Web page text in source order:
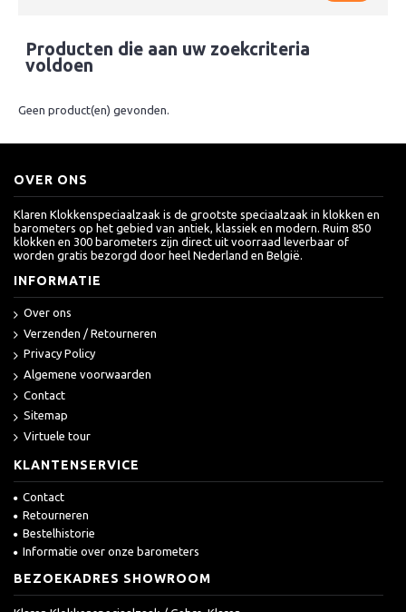
Producten die aan uw zoekcriteria
voldoen
Geen product(en) gevonden.
OVER ONS
Klaren Klokkenspeciaalzaak is de grootste speciaalzaak in klokken en
barometers op het gebied van antiek, klassiek en modern. Ruim 850
klokken en 300 barometers zijn direct uit voorraad leverbaar of
worden gratis bezorgd door heel Nederland en België.
INFORMATIE
Over ons
Verzenden / Retourneren
Privacy Policy
Algemene voorwaarden
Contact
Sitemap
Virtuele tour
KLANTENSERVICE
Contact
Retourneren
Bestelhistorie
Informatie over onze barometers
BEZOEKADRES SHOWROOM